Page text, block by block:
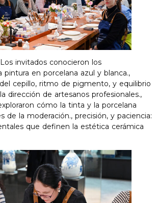
invitados conocieron los
en porcelana azul y blanca.,
cepillo, ritmo de pigmento, y equilibrio
dirección de artesanos profesionales.,
cómo la tinta y la porcelana
de la moderación., precisión, y paciencia:
que definen la estética cerámica